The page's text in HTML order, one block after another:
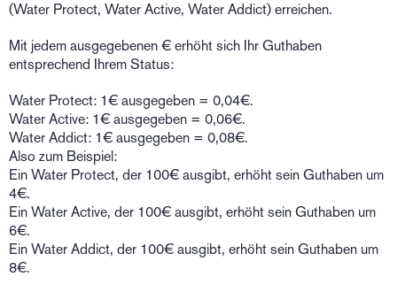
(Water Protect, Water Active, Water Addict) erreichen.
Mit jedem ausgegebenen € erhöht sich Ihr Guthaben
entsprechend Ihrem Status:
Water Protect: 1€ ausgegeben = 0,04€.
Water Active: 1€ ausgegeben = 0,06€.
Water Addict: 1€ ausgegeben = 0,08€.
Also zum Beispiel:
Ein Water Protect, der 100€ ausgibt, erhöht sein Guthaben um
4€.
Ein Water Active, der 100€ ausgibt, erhöht sein Guthaben um
6€.
Ein Water Addict, der 100€ ausgibt, erhöht sein Guthaben um
8€.